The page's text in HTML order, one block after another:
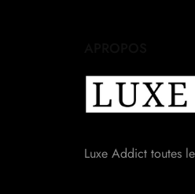
Luxe Addict toutes